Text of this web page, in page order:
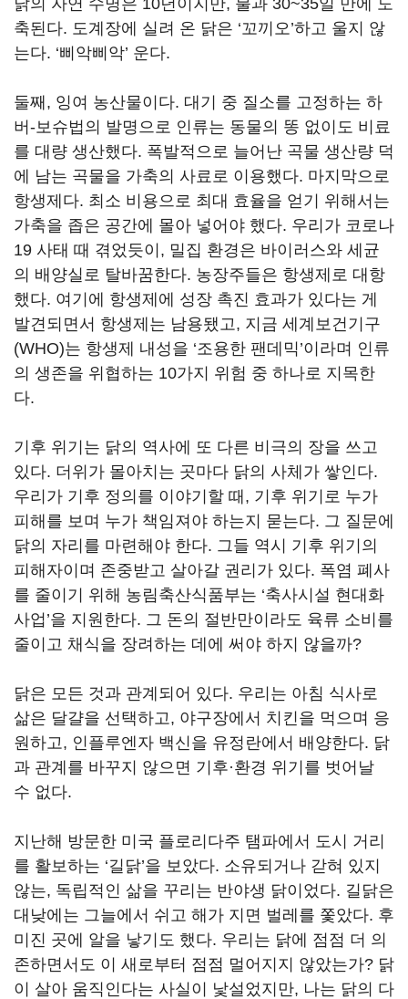
닭의 자연 수명은 10년이지만, 불과 30~35일 만에 도
축된다. 도계장에 실려 온 닭은 ‘꼬끼오’하고 울지 않
는다. ‘삐악삐악’ 운다.
둘째, 잉여 농산물이다. 대기 중 질소를 고정하는 하
버-보슈법의 발명으로 인류는 동물의 똥 없이도 비료
를 대량 생산했다. 폭발적으로 늘어난 곡물 생산량 덕
에 남는 곡물을 가축의 사료로 이용했다. 마지막으로
항생제다. 최소 비용으로 최대 효율을 얻기 위해서는
가축을 좁은 공간에 몰아 넣어야 했다. 우리가 코로나
19 사태 때 겪었듯이, 밀집 환경은 바이러스와 세균
의 배양실로 탈바꿈한다. 농장주들은 항생제로 대항
했다. 여기에 항생제에 성장 촉진 효과가 있다는 게
발견되면서 항생제는 남용됐고, 지금 세계보건기구
(WHO)는 항생제 내성을 ‘조용한 팬데믹’이라며 인류
의 생존을 위협하는 10가지 위험 중 하나로 지목한
다.
기후 위기는 닭의 역사에 또 다른 비극의 장을 쓰고
있다. 더위가 몰아치는 곳마다 닭의 사체가 쌓인다.
우리가 기후 정의를 이야기할 때, 기후 위기로 누가
피해를 보며 누가 책임져야 하는지 묻는다. 그 질문에
닭의 자리를 마련해야 한다. 그들 역시 기후 위기의
피해자이며 존중받고 살아갈 권리가 있다. 폭염 폐사
를 줄이기 위해 농림축산식품부는 ‘축사시설 현대화
사업’을 지원한다. 그 돈의 절반만이라도 육류 소비를
줄이고 채식을 장려하는 데에 써야 하지 않을까?
닭은 모든 것과 관계되어 있다. 우리는 아침 식사로
삶은 달걀을 선택하고, 야구장에서 치킨을 먹으며 응
원하고, 인플루엔자 백신을 유정란에서 배양한다. 닭
과 관계를 바꾸지 않으면 기후·환경 위기를 벗어날
수 없다.
지난해 방문한 미국 플로리다주 탬파에서 도시 거리
를 활보하는 ‘길닭’을 보았다. 소유되거나 갇혀 있지
않는, 독립적인 삶을 꾸리는 반야생 닭이었다. 길닭은
대낮에는 그늘에서 쉬고 해가 지면 벌레를 쫓았다. 후
미진 곳에 알을 낳기도 했다. 우리는 닭에 점점 더 의
존하면서도 이 새로부터 점점 멀어지지 않았는가? 닭
이 살아 움직인다는 사실이 낯설었지만, 나는 닭의 다